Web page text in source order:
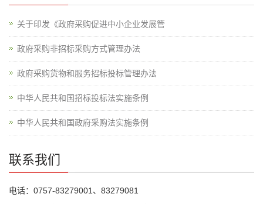
关于印发《政府采购促进中小企业发展管
政府采购非招标采购方式管理办法
政府采购货物和服务招标投标管理办法
中华人民共和国招标投标法实施条例
中华人民共和国政府采购法实施条例
联系我们
电话：0757-83279001、83279081